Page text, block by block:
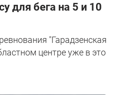
для бега на 5 и 10
"Гарадзенская
центре уже в это